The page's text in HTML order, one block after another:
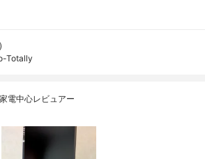
Totally
電中心レビュアー